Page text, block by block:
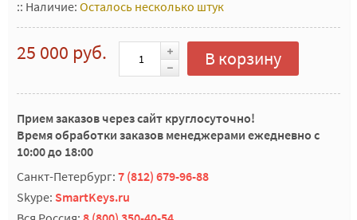
:: Наличие: Осталось несколько штук
25 000 руб. В корзину
Прием заказов через сайт круглосуточно!
Время обработки заказов менеджерами ежедневно с
10:00 до 18:00
Санкт-Петербург: 7 (812) 679-96-88
Skype: SmartKeys.ru